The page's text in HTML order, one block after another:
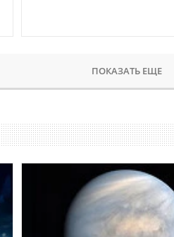
ПОКАЗАТЬ ЕЩЕ